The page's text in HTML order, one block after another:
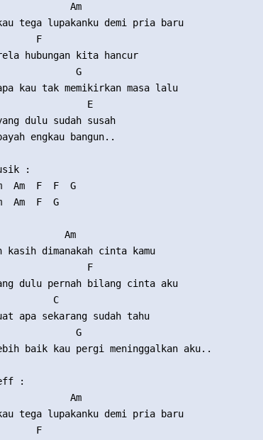
Am
tega lupakanku demi pria baru
F
hubungan kita hancur
G
kau tak memikirkan masa lalu
E
dulu sudah susah
engkau bangun..
:
Am  F  F  G
Am  F  G
Am
kasih dimanakah cinta kamu
F
dulu pernah bilang cinta aku
C
apa sekarang sudah tahu
G
baik kau pergi meninggalkan aku..
:
Am
tega lupakanku demi pria baru
F